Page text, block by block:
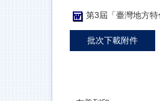
第3屆「臺灣地方
批次下載附件